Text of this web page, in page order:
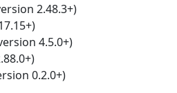
2.48.3+)
4.5.0+)
0.2.0+)